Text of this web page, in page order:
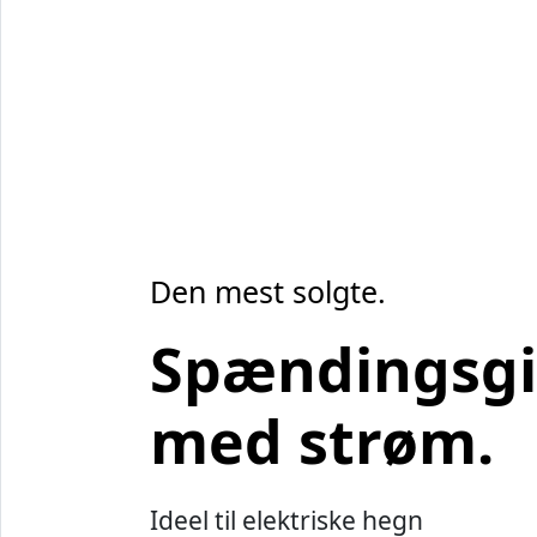
Den mest solgte.
med strøm.
Ideel til elektriske hegn